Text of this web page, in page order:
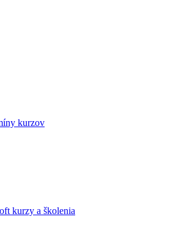
kurzov
kurzy a školenia